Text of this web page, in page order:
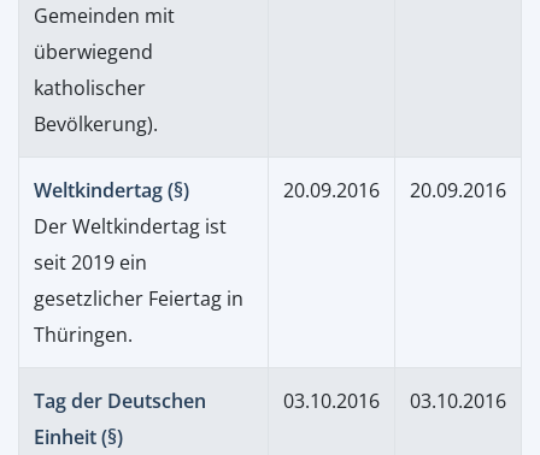
Gemeinden mit
überwiegend
katholischer
Bevölkerung).
Weltkindertag (§)
Der Weltkindertag ist
seit 2019 ein
gesetzlicher Feiertag in
Thüringen.
20.09.2016 20.09.2016
Tag der Deutschen
Einheit (§)
03.10.2016 03.10.2016